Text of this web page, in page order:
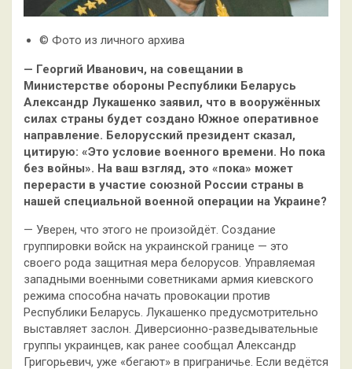
© Фото из личного архива
— Георгий Иванович, на совещании в
Министерстве обороны Республики Беларусь
Александр Лукашенко заявил, что в вооружённых
силах страны будет создано Южное оперативное
направление. Белорусский президент сказал,
цитирую: «Это условие военного времени. Но пока
без войны». На ваш взгляд, это «пока» может
перерасти в участие союзной России страны в
нашей специальной военной операции на Украине?
— Уверен, что этого не произойдёт. Создание
группировки войск на украинской границе — это
своего рода защитная мера белорусов. Управляемая
западными военными советниками армия киевского
режима способна начать провокации против
Республики Беларусь. Лукашенко предусмотрительно
выставляет заслон. Диверсионно-разведывательные
группы украинцев, как ранее сообщал Александр
Григорьевич, уже «бегают» в приграничье. Если ведётся